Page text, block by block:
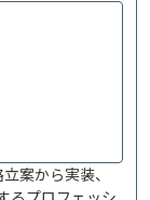
案から実装、